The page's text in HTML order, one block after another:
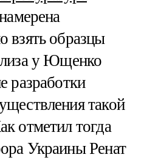
взять образцы
у Ющенко
разработки
такой
отметил тогда
Украины Ренат